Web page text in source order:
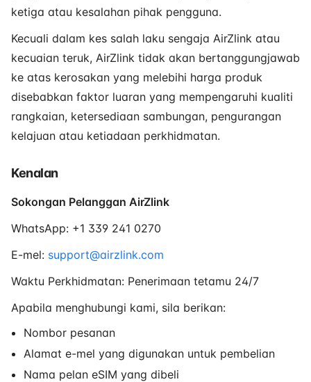
ketiga atau kesalahan pihak pengguna.
Kecuali dalam kes salah laku sengaja AirZlink atau
kecuaian teruk, AirZlink tidak akan bertanggungjawab
ke atas kerosakan yang melebihi harga produk
disebabkan faktor luaran yang mempengaruhi kualiti
rangkaian, ketersediaan sambungan, pengurangan
kelajuan atau ketiadaan perkhidmatan.
Kenalan
Sokongan Pelanggan AirZlink
WhatsApp: +1 339 241 0270
E-mel: support@airzlink.com
Waktu Perkhidmatan: Penerimaan tetamu 24/7
Apabila menghubungi kami, sila berikan:
Nombor pesanan
Alamat e-mel yang digunakan untuk pembelian
Nama pelan eSIM yang dibeli